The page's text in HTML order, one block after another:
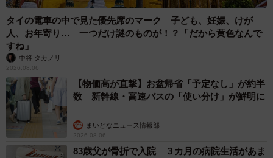
タイの電車の中で見た優先席のマーク 子ども、妊娠、けが
人、お年寄り… 一つだけ謎のものが！？「だから黄色なんで
すね」
中将 タカノリ
2026.08.06
【物価高が直撃】お盆帰省「予定なし」が約半
数 新幹線・高速バスの「使い分け」が鮮明に
まいどなニュース情報部
2026.08.06
83歳父が骨折で入院 ３カ月の病院生活があま